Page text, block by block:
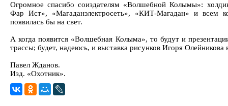
Огромное спасибо соиздателям «Волшебной Колымы»:
Фар Ист», «Магаданэлектросеть», «КИТ-Магадан» и всем
появилась бы на свет.
А когда появится «Волшебная Колыма», то будут и
трассы; будет, надеюсь, и выставка рисунков Игоря Олейникова
Павел Жданов.
Изд. «Охотник».